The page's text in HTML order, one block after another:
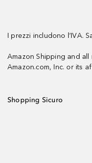
I prezzi includono l’IVA.
Amazon Shipping and
Amazon.com, Inc. or its
Shopping Sicuro